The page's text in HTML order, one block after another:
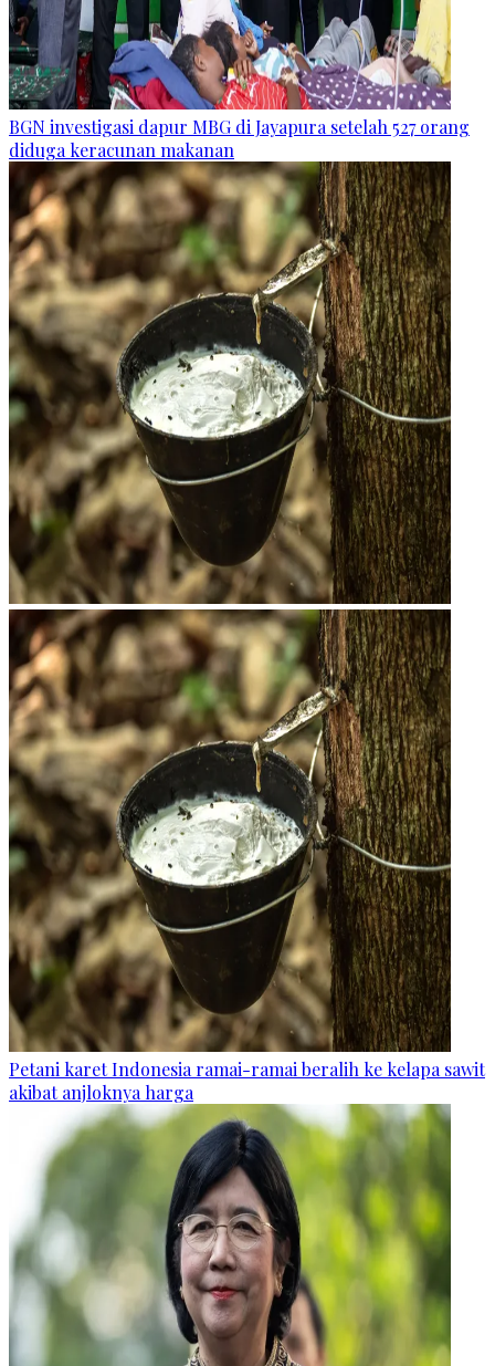
BGN investigasi dapur MBG di Jayapura setelah 527 orang
diduga keracunan makanan
Petani karet Indonesia ramai-ramai beralih ke kelapa sawit
akibat anjloknya harga